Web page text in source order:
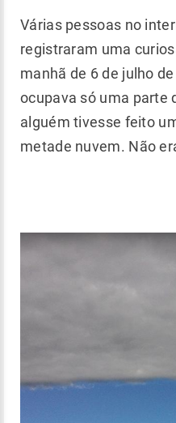
Várias pessoas no
registraram uma
manhã de 6 de julho
ocupava só uma parte
alguém tivesse feito
metade nuvem. Não